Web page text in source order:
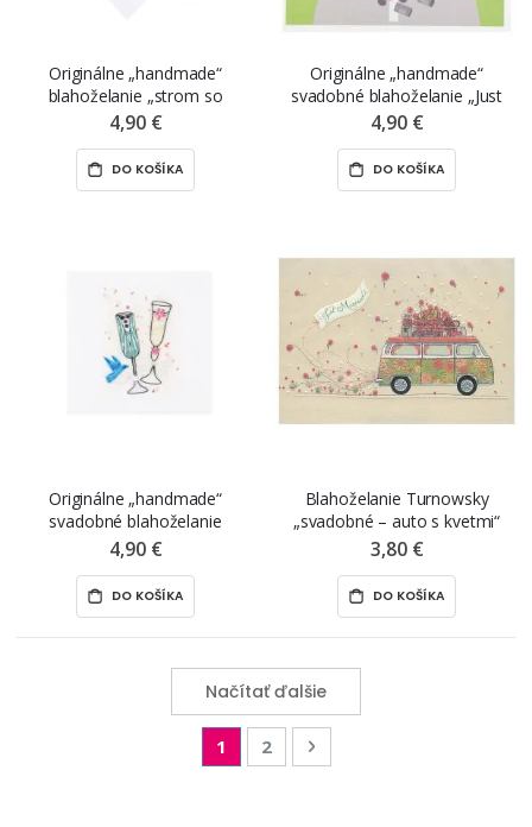
Originálne „handmade“
blahoželanie „strom so
srdiečkami“, 15 x 15 cm
4,90 €
DO KOŠÍKA
Originálne „handmade“
svadobné blahoželanie „Just
Married“, 15 x 15 cm
4,90 €
DO KOŠÍKA
Originálne „handmade“
svadobné blahoželanie
„svadobné poháre“, 15 x 15 cm
4,90 €
DO KOŠÍKA
Blahoželanie Turnowsky
„svadobné – auto s kvetmi“
3,80 €
DO KOŠÍKA
Načítať ďalšie
PageYou're currently reading page
1 Page
2 Page
Nasledujúca